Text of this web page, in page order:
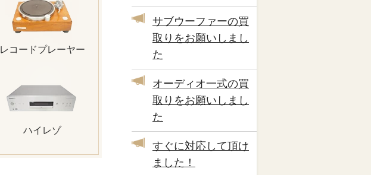
レコードプレーヤー
ハイレゾ
サブウーファーの買
取りをお願いしまし
た
オーディオ一式の買
取りをお願いしまし
た
すぐに対応して頂け
ました！